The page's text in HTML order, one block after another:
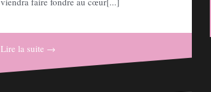
Lire la suite →